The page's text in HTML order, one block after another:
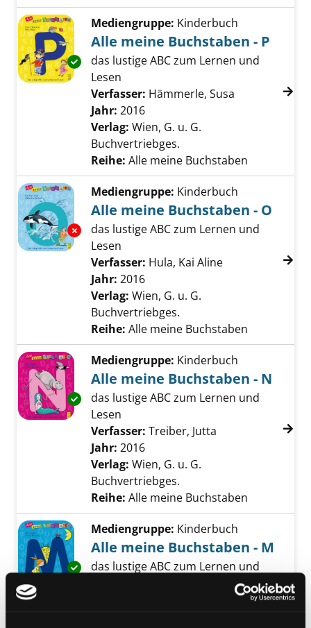
Exemplar-Details von Alle meine Buchstaben
Mediengruppe: Kinderbuch
Alle meine Buchstaben - P
das lustige ABC zum Lernen und
Lesen
Verfasser: Hämmerle, Susa Suche nach
Jahr: 2016
Verlag: Wien, G. u. G.
Buchvertriebges.
Reihe: Alle meine Buchstaben
Exemplar-Details von Alle meine Buchstaben
Mediengruppe: Kinderbuch
Alle meine Buchstaben - O
das lustige ABC zum Lernen und
Lesen
Verfasser: Hula, Kai Aline Suche nach
Jahr: 2016
Verlag: Wien, G. u. G.
Buchvertriebges.
Reihe: Alle meine Buchstaben
Exemplar-Details von Alle meine Buchstaben
Mediengruppe: Kinderbuch
Alle meine Buchstaben - N
das lustige ABC zum Lernen und
Lesen
Verfasser: Treiber, Jutta Suche nach
Jahr: 2016
Verlag: Wien, G. u. G.
Buchvertriebges.
Reihe: Alle meine Buchstaben
Exemplar-Details von Alle meine Buchstaben
Mediengruppe: Kinderbuch
Alle meine Buchstaben - M
das lustige ABC zum Lernen und
Suche nach